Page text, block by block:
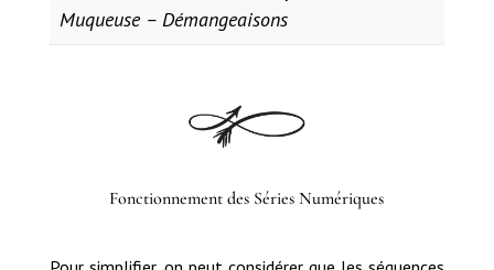
Muqueuse – Démangeaisons
Fonctionnement des Séries Numériques